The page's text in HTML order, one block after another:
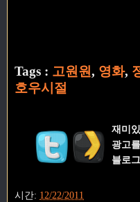
Tags : 고원원, 영화,
호우시절
재미
광고
블로
시간: 12/22/2011